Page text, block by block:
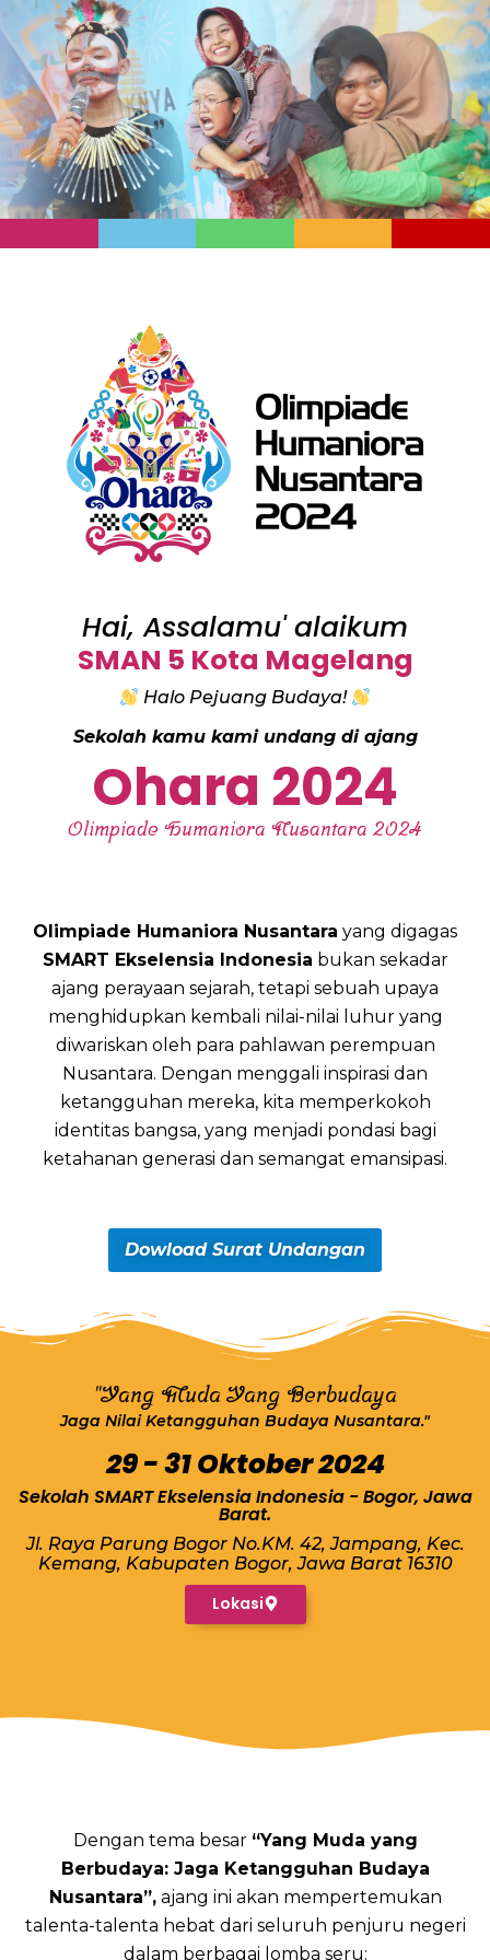
Hai, Assalamu' alaikum
SMAN 5 Kota Magelang
Halo Pejuang Budaya!
Sekolah kamu kami undang di ajang
Ohara 2024
Olimpiade Humaniora Nusantara 2024
Olimpiade Humaniora Nusantara yang digagas
SMART Ekselensia Indonesia bukan sekadar
ajang perayaan sejarah, tetapi sebuah upaya
menghidupkan kembali nilai-nilai luhur yang
diwariskan oleh para pahlawan perempuan
Nusantara. Dengan menggali inspirasi dan
ketangguhan mereka, kita memperkokoh
identitas bangsa, yang menjadi pondasi bagi
ketahanan generasi dan semangat emansipasi.
Dowload Surat Undangan
"Yang Muda Yang Berbudaya
Jaga Nilai Ketangguhan Budaya Nusantara."
29 - 31 Oktober 2024
Sekolah SMART Ekselensia Indonesia - Bogor, Jawa
Barat.
Jl. Raya Parung Bogor No.KM. 42, Jampang, Kec.
Kemang, Kabupaten Bogor, Jawa Barat 16310
Lokasi
Dengan tema besar “Yang Muda yang
Berbudaya: Jaga Ketangguhan Budaya
Nusantara”,ajang ini akan mempertemukan
talenta-talenta hebat dari seluruh penjuru negeri
dalam berbagai lomba seru: